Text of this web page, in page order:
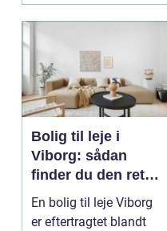
Bolig til leje i
Viborg: sådan
finder du den rette
lejlighed
En bolig til leje Viborg
er eftertragtet blandt